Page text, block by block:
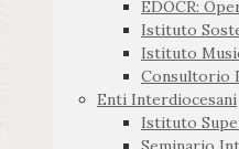
EDOCR:
Istituto
Istituto
Consultorio
Enti Interdiocesani
Istituto